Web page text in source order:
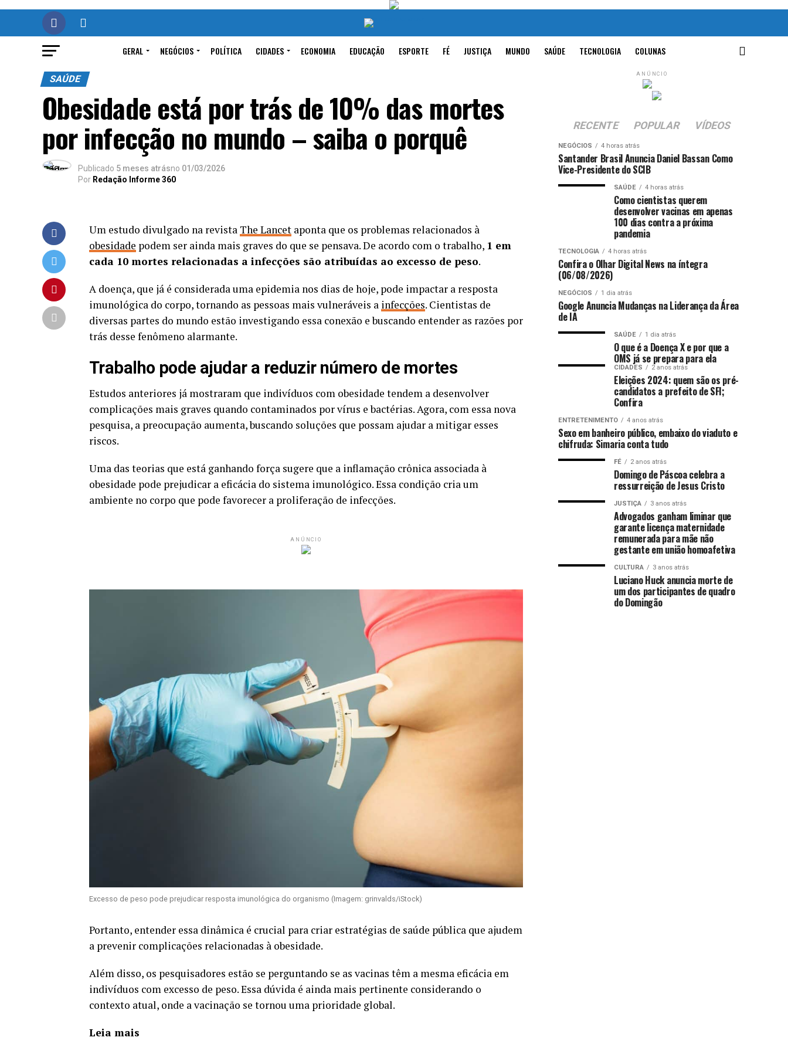
GERAL NEGÓCIOS POLÍTICA CIDADES ECONOMIA EDUCAÇÃO ESPORTE FÉ JUSTIÇA MUNDO SAÚDE TECNOLOGIA COLUNAS
SAÚDE
Obesidade está por trás de 10% das mortes
por infecção no mundo – saiba o porquê
Publicado 5 meses atrásno 01/03/2026
Por Redação Informe 360
Um estudo divulgado na revista The Lancet aponta que os problemas relacionados à
obesidade podem ser ainda mais graves do que se pensava. De acordo com o trabalho, 1 em
cada 10 mortes relacionadas a infecções são atribuídas ao excesso de peso.
A doença, que já é considerada uma epidemia nos dias de hoje, pode impactar a resposta
imunológica do corpo, tornando as pessoas mais vulneráveis a infecções. Cientistas de
diversas partes do mundo estão investigando essa conexão e buscando entender as razões por
trás desse fenômeno alarmante.
Trabalho pode ajudar a reduzir número de mortes
Estudos anteriores já mostraram que indivíduos com obesidade tendem a desenvolver
complicações mais graves quando contaminados por vírus e bactérias.Agora, com essa nova
pesquisa, a preocupação aumenta, buscando soluções que possam ajudar a mitigar esses
riscos.
Uma das teorias que está ganhando força sugere que a inflamação crônica associada à
obesidade pode prejudicar a eficácia do sistema imunológico. Essa condição cria um
ambiente no corpo que pode favorecer a proliferação de infecções.
ANÚNCIO
Excesso de peso pode prejudicar resposta imunológica do organismo (Imagem: grinvalds/iStock)
Portanto, entender essa dinâmica é crucial para criar estratégias de saúde pública que ajudem
a prevenir complicações relacionadas à obesidade.
Além disso, os pesquisadores estão se perguntando se as vacinas têm a mesma eficácia em
indivíduos com excesso de peso. Essa dúvida é ainda mais pertinente considerando o
contexto atual, onde a vacinação se tornou uma prioridade global.
Leia mais
ANÚNCIO
RECENTE POPULAR VÍDEOS
NEGÓCIOS 4 horas atrás
Santander Brasil Anuncia Daniel Bassan Como
Vice-Presidente do SCIB
SAÚDE 4 horas atrás
Como cientistas querem
desenvolver vacinas em apenas
100 dias contra a próxima
pandemia
TECNOLOGIA 4 horas atrás
Confira o Olhar Digital News na íntegra
(06/08/2026)
NEGÓCIOS 1 dia atrás
Google Anuncia Mudanças na Liderança da Área
de IA
SAÚDE 1 dia atrás
O que é a Doença X e por que a
OMS já se prepara para ela
CIDADES 2 anos atrás
Eleições 2024: quem são os pré-
candidatos a prefeito de SFI;
Confira
ENTRETENIMENTO 4 anos atrás
Sexo em banheiro público, embaixo do viaduto e
chifruda: Simaria conta tudo
FÉ 2 anos atrás
Domingo de Páscoa celebra a
ressurreição de Jesus Cristo
JUSTIÇA 3 anos atrás
Advogados ganham liminar que
garante licença maternidade
remunerada para mãe não
gestante em união homoafetiva
CULTURA 3 anos atrás
Luciano Huck anuncia morte de
um dos participantes de quadro
do Domingão